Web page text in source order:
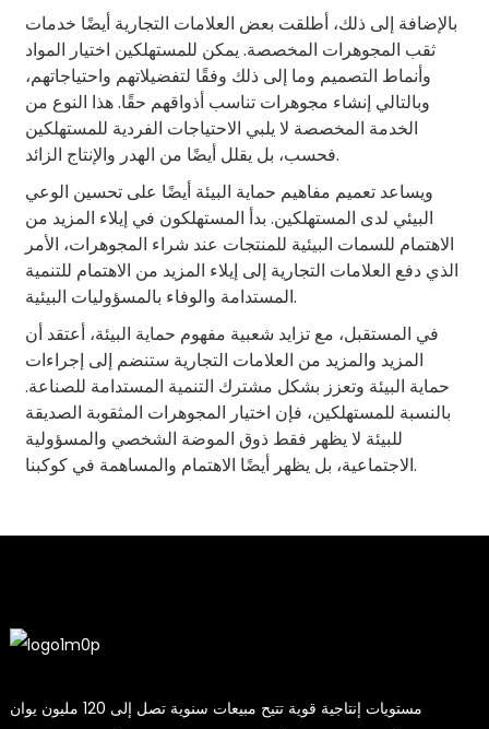
بالإضافة إلى ذلك، أطلقت بعض العلامات التجارية أيضًا خدمات
ثقب المجوهرات المخصصة. يمكن للمستهلكين اختيار المواد
وأنماط التصميم وما إلى ذلك وفقًا لتفضيلاتهم واحتياجاتهم،
وبالتالي إنشاء مجوهرات تناسب أذواقهم حقًا. هذا النوع من
الخدمة المخصصة لا يلبي الاحتياجات الفردية للمستهلكين
فحسب، بل يقلل أيضًا من الهدر والإنتاج الزائد.
ويساعد تعميم مفاهيم حماية البيئة أيضًا على تحسين الوعي
البيئي لدى المستهلكين. بدأ المستهلكون في إيلاء المزيد من
الاهتمام للسمات البيئية للمنتجات عند شراء المجوهرات، الأمر
الذي دفع العلامات التجارية إلى إيلاء المزيد من الاهتمام للتنمية
المستدامة والوفاء بالمسؤوليات البيئية.
في المستقبل، مع تزايد شعبية مفهوم حماية البيئة، أعتقد أن
المزيد والمزيد من العلامات التجارية ستنضم إلى إجراءات
حماية البيئة وتعزز بشكل مشترك التنمية المستدامة للصناعة.
بالنسبة للمستهلكين، فإن اختيار المجوهرات المثقوبة الصديقة
للبيئة لا يظهر فقط ذوق الموضة الشخصي والمسؤولية
الاجتماعية، بل يظهر أيضًا الاهتمام والمساهمة في كوكبنا.
مستويات إنتاجية قوية تتيح مبيعات سنوية تصل إلى 120 مليون يوان